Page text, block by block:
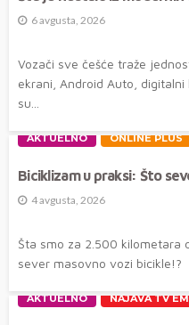
6 avgusta, 2026
Vozači sve češće traže
ekrani, Android Auto,
su...
AKTUELNO ONLINE PLUS
Biciklizam u praksi: Što
4 avgusta, 2026
Šta smo za 2.500 kilometara
sever masovno vozi
AKTUELNO NAJAVA TV